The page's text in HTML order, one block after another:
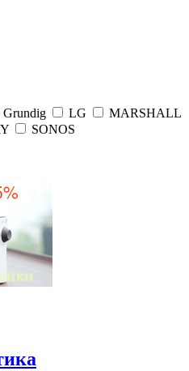
Grundig LG
MARSHALL
SONOS